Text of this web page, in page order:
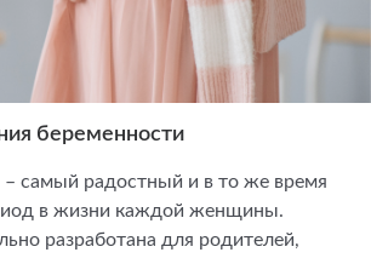
беременности
самый радостный и в то же время
в жизни каждой женщины.
разработана для родителей,